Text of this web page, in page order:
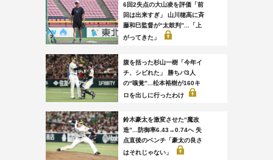
6回2失点の大山凌を評価「前
回は出来すぎ」 山川穂高に斉
藤和巳監督が“太鼓判”...「上
がってきた」
腹を括った杉山一樹「今年イ
チ、シビれた」 勝ちパ3人
の“嗅覚”...松本裕樹が160キ
ロを出しに行ったわけ
鈴木豪太を激変させた“魔改
造”...防御率6.43→0.74へ 失
点直後のベンチ「豪太の良さ
はそれじゃない」